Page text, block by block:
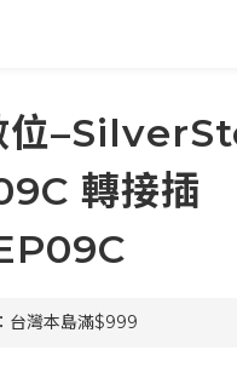
位
轉接插
台灣本島滿$999